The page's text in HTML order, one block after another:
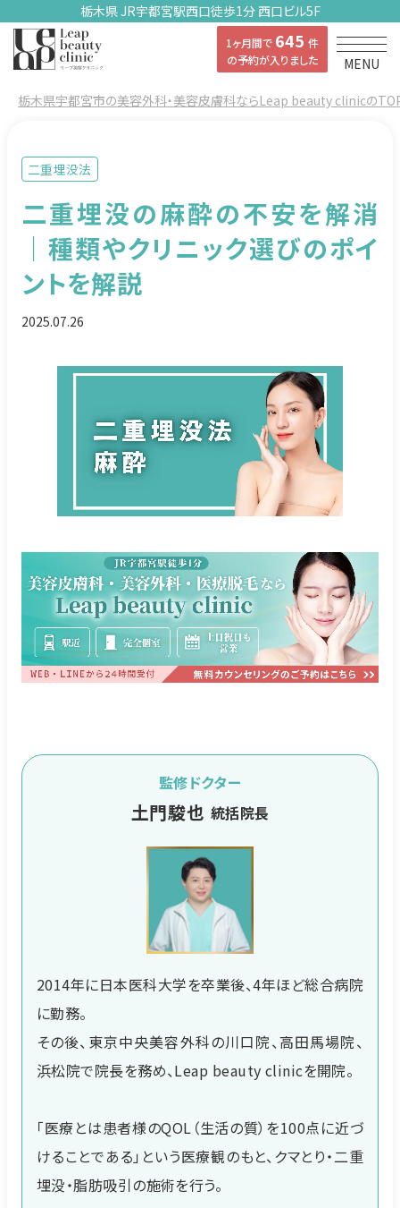
栃木県 JR宇都宮駅西口徒歩1分 西口ビル5F
1ヶ月間で 645 件
の予約が入りました
MENU
栃木県宇都宮市の美容外科・美容皮膚科ならLeap beauty clinicの
二重埋没法
二重埋没の麻酔の不安を解消
｜種類やクリニック選びのポイ
ントを解説
2025.07.26
監修ドクター
土門駿也 統括院長
2014年に日本医科大学を卒業後、4年ほど総合病院
に勤務。
その後、東京中央美容外科の川口院、高田馬場院、
浜松院で院長を務め、Leap beauty clinicを開院。
「医療とは患者様のQOL（生活の質）を100点に近づ
けることである」という医療観のもと、クマとり・二重
埋没・脂肪吸引の施術を行う。